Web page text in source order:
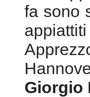
fa sono
Giorgio